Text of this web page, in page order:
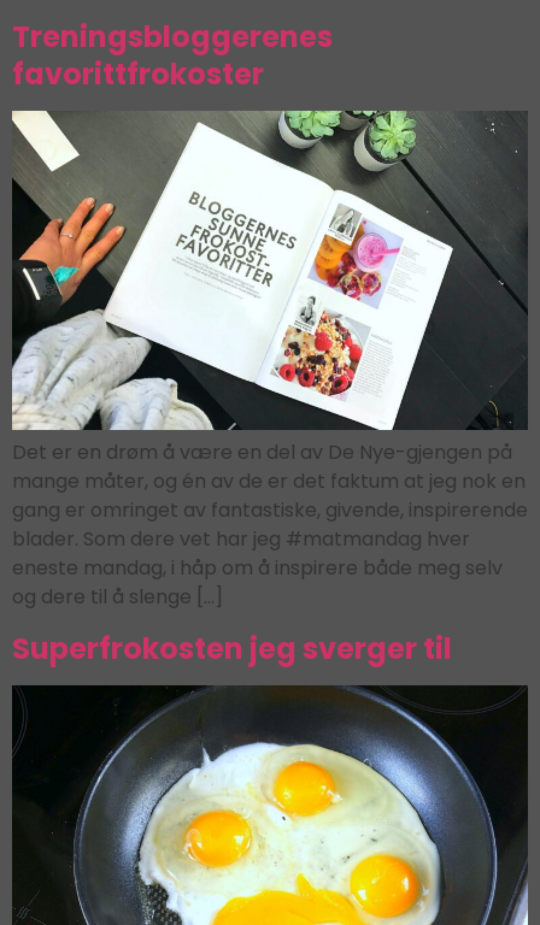
Treningsbloggerenes
favorittfrokoster
Det er en drøm å være en del av De Nye-gjengen på
mange måter, og én av de er det faktum at jeg nok en
gang er omringet av fantastiske, givende, inspirerende
blader. Som dere vet har jeg #matmandag hver
eneste mandag, i håp om å inspirere både meg selv
og dere til å slenge […]
Superfrokosten jeg sverger til